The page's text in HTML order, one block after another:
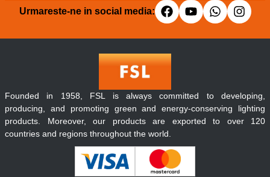
Urmareste-ne in social media:
Founded in 1958, FSL is always committed to developing,
producing, and promoting green and energy-conserving lighting
products. Moreover, our products are exported to over 120
countries and regions throughout the world.